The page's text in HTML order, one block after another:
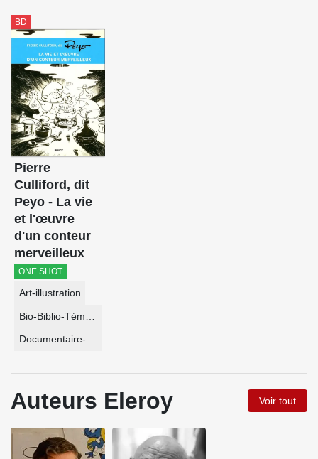
BD
Pierre
Culliford, dit
Peyo - La vie
et l'œuvre
d'un conteur
merveilleux
ONE SHOT
Art-illustration
Documentaire-Encyclopédie
Auteurs Eleroy Voir tout